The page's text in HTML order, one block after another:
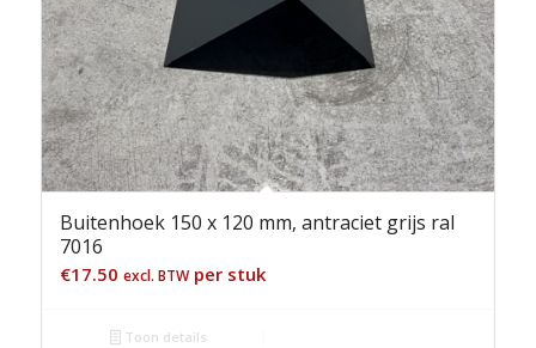
Buitenhoek 150 x 120 mm, antraciet grijs ral
7016
€17.50 excl. BTWper stuk
Toon details